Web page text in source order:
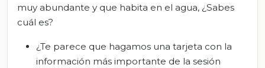
muy abundante y que habita en el agua, ¿Sabes
cuál es?
¿Te parece que hagamos una tarjeta con la
información más importante de la sesión